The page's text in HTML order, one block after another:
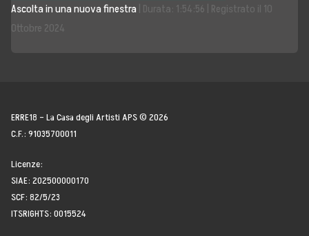
Direttivo
Blogger
Attività
Ascolta in una nuova finestra Durata: 1:54:56 Registrato il 10
Ottobre 2024
ERRE18 – La Casa degli Artisti APS © 2026
C.F.: 91035700011
Licenze:
SIAE: 202500000170
SCF: 82/5/23
ITSRIGHTS: 0015524